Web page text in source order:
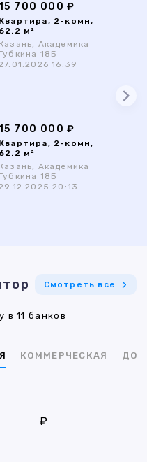
700 000 ₽
Квартира, 2-комн,
62.2 м²
Казань, Академика
Губкина 18Б
16:39
700 000 ₽
Квартира, 2-комн,
62.2 м²
Казань, Академика
Губкина 18Б
20:13
Смотреть все
в 11 банков
КОММЕРЧЕСКАЯ ДОМ
₽